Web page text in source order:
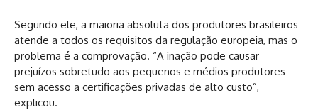
Segundo ele, a maioria absoluta dos produtores brasileiros
atende a todos os requisitos da regulação europeia, mas o
problema é a comprovação. “A inação pode causar
prejuízos sobretudo aos pequenos e médios produtores
sem acesso a certificações privadas de alto custo”,
explicou.